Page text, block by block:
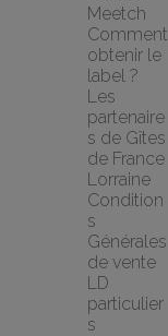
Meetch
Comment
obtenir le
label ?
Les
partenaire
s de Gîtes
de France
Lorraine
Condition
s
Générales
de vente
LD
particulier
s